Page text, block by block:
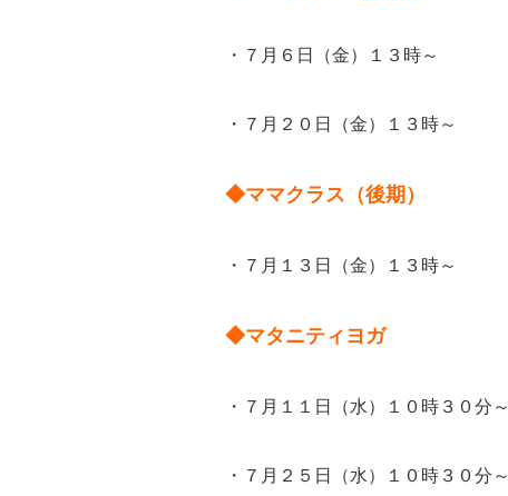
・７月６日（金）１３時～
・７月２０日（金）１３時～
◆ママクラス（後期）
・７月１３日（金）１３時～
◆マタニティヨガ
・７月１１日（水）１０時３０分～
・７月２５日（水）１０時３０分～